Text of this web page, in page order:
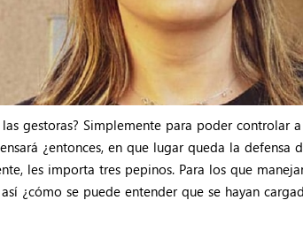
las gestoras? Simplemente para poder
¿entonces, en que lugar queda la
les importa tres pepinos. Para los que
¿cómo se puede entender que se hayan